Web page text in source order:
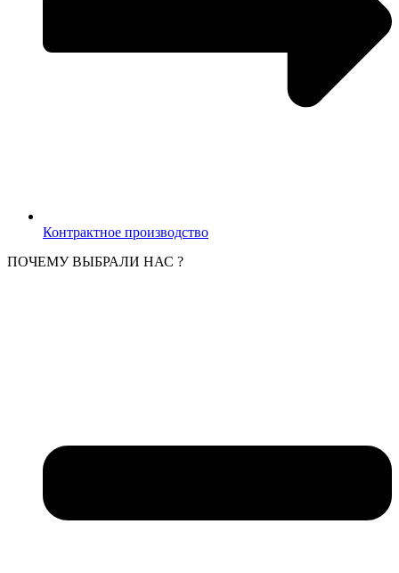
Контрактное производство
ПОЧЕМУ ВЫБРАЛИ НАС ?